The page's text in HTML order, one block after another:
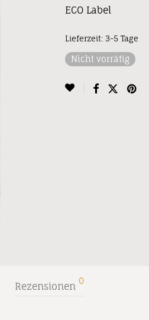
ECO Label
Lieferzeit: 3-5 Tage
Nicht vorrätig
Rezensionen 0